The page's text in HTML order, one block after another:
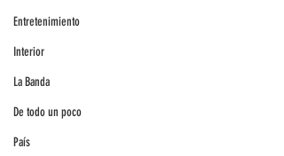
Entretenimiento
Interior
La Banda
De todo un poco
País